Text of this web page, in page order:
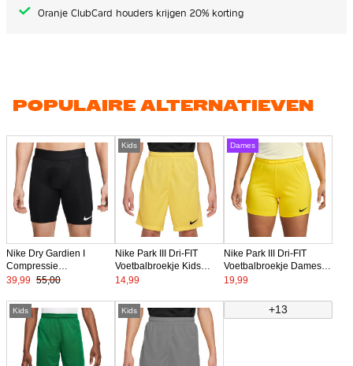
Oranje ClubCard houders krijgen 20% korting
POPULAIRE ALTERNATIEVEN
Nike Dry Gardien I
Compressie
Keepersbroekje Zwart
39,99 55,00
Kids
Nike Park III Dri-FIT
Voetbalbroekje Kids
Geel
14,99
Dames
Nike Park III Dri-FIT
Voetbalbroekje Dames
Geel
19,99
Kids Kids +13